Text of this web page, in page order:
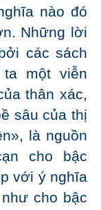
nào đó
Những lời
các sách
một viễn
thân xác,
sâu của thị
là nguồn
cho bậc
với ý nghĩa
cho bậc